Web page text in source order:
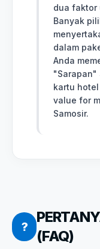
dua faktor
Banyak
dalam
Anda
"Sarapan"
kartu
value for
Samosir.
?
(FAQ)